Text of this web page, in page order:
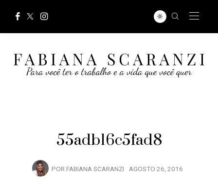
55adb16c5fad8
POR FABIANA SCARANZI AGOSTO 26, 2016